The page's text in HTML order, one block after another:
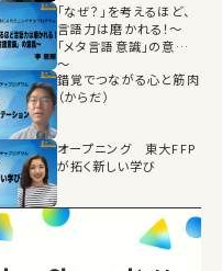
「なぜ？」を考えるほど、
言語力は磨かれる！～
「メタ言語意識」の意義
～
錯覚でつながる心と筋肉
（からだ）
オープニング 東大FFP
が拓く新しい学び